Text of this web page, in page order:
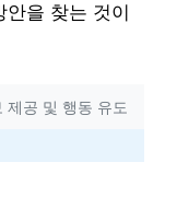
을 찾는 것이
제공 및 행동 유도